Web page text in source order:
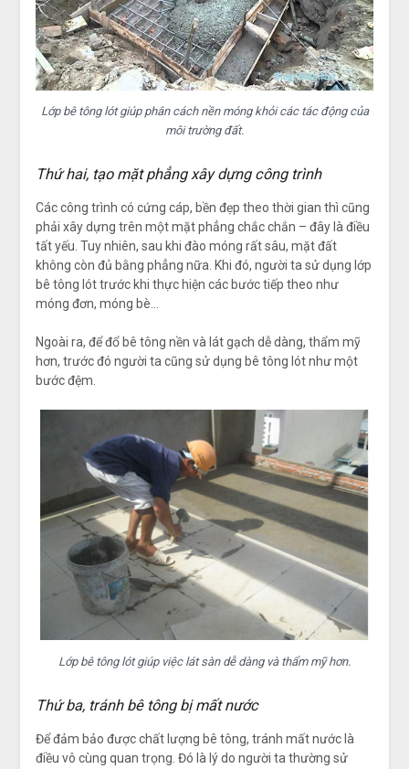
Lớp bê tông lót giúp phân cách nền móng khỏi các tác động của
môi trường đất.
Thứ hai, tạo mặt phẳng xây dựng công trình
Các công trình có cứng cáp, bền đẹp theo thời gian thì cũng
phải xây dựng trên một mặt phẳng chắc chắn – đây là điều
tất yếu. Tuy nhiên, sau khi đào móng rất sâu, mặt đất
không còn đủ bằng phẳng nữa. Khi đó, người ta sử dụng lớp
bê tông lót trước khi thực hiện các bước tiếp theo như
móng đơn, móng bè…
Ngoài ra, để đổ bê tông nền và lát gạch dễ dàng, thẩm mỹ
hơn, trước đó người ta cũng sử dụng bê tông lót như một
bước đệm.
Lớp bê tông lót giúp việc lát sàn dễ dàng và thẩm mỹ hơn.
Thứ ba, tránh bê tông bị mất nước
Để đảm bảo được chất lượng bê tông, tránh mất nước là
điều vô cùng quan trọng. Đó là lý do người ta thường sử